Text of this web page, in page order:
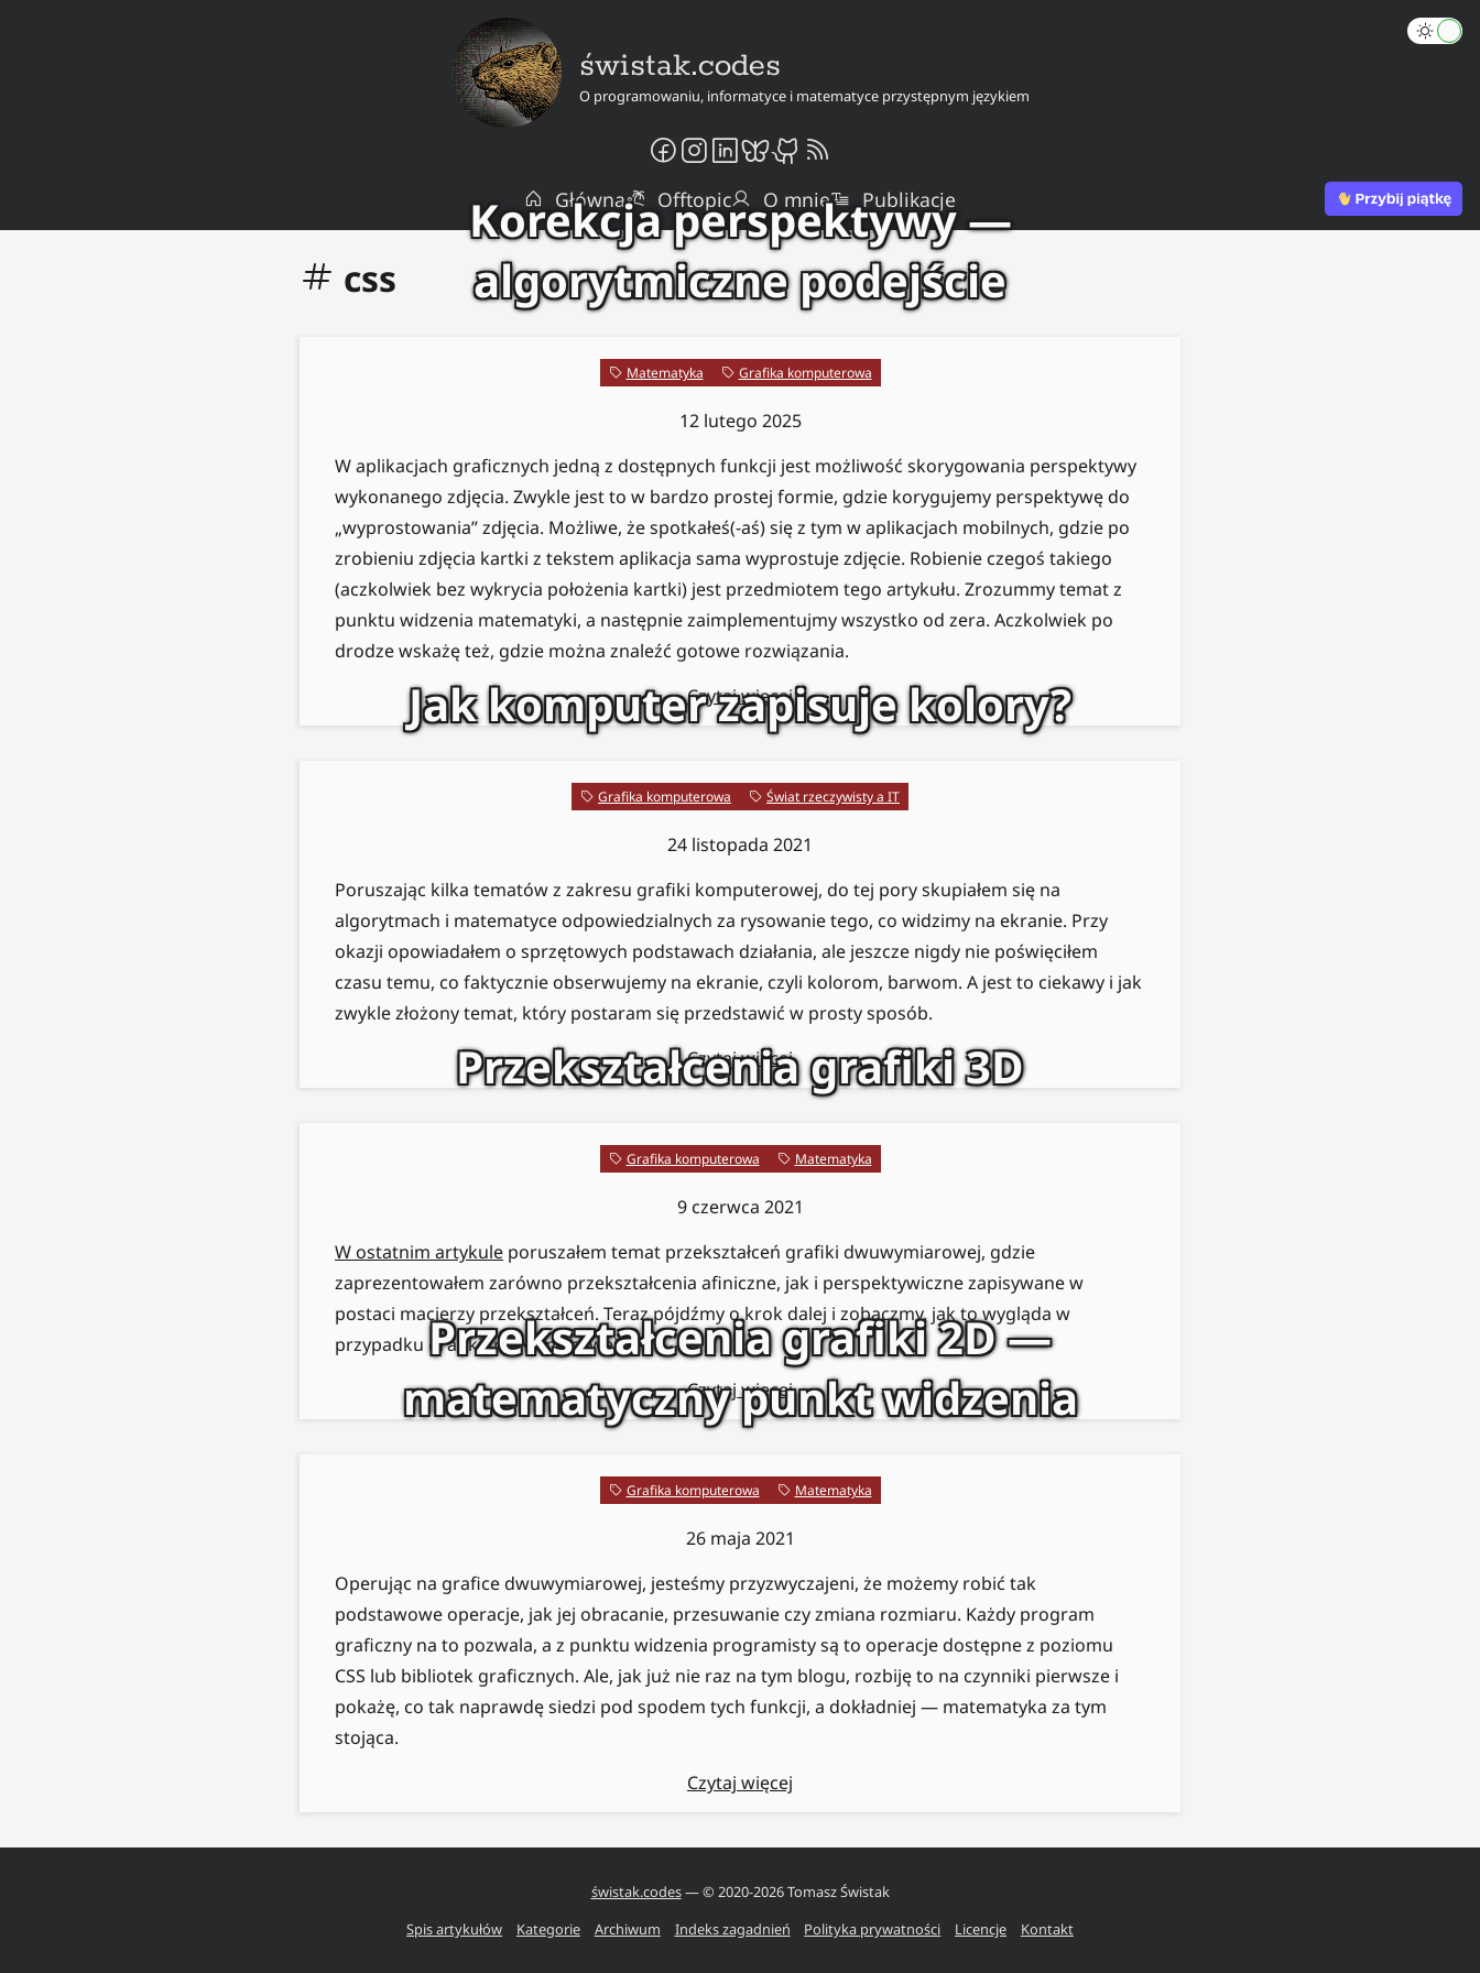
świstak.codes
O programowaniu, informatyce i matematyce przystępnym językiem
Główna Offtopic O mnie Publikacje
css
Korekcja perspektywy —
algorytmiczne podejście
Matematyka Grafika komputerowa
12 lutego 2025
W aplikacjach graficznych jedną z dostępnych funkcji jest możliwość skorygowania perspektywy
wykonanego zdjęcia. Zwykle jest to w bardzo prostej formie, gdzie korygujemy perspektywę do
„wyprostowania” zdjęcia. Możliwe, że spotkałeś(-aś) się z tym w aplikacjach mobilnych, gdzie po
zrobieniu zdjęcia kartki z tekstem aplikacja sama wyprostuje zdjęcie. Robienie czegoś takiego
(aczkolwiek bez wykrycia położenia kartki) jest przedmiotem tego artykułu. Zrozummy temat z
punktu widzenia matematyki, a następnie zaimplementujmy wszystko od zera. Aczkolwiek po
drodze wskażę też, gdzie można znaleźć gotowe rozwiązania.
Czytaj więcej
Jak komputer zapisuje kolory?
Grafika komputerowa Świat rzeczywisty a IT
24 listopada 2021
Poruszając kilka tematów z zakresu grafiki komputerowej, do tej pory skupiałem się na
algorytmach i matematyce odpowiedzialnych za rysowanie tego, co widzimy na ekranie. Przy
okazji opowiadałem o sprzętowych podstawach działania, ale jeszcze nigdy nie poświęciłem
czasu temu, co faktycznie obserwujemy na ekranie, czyli kolorom, barwom. A jest to ciekawy i jak
zwykle złożony temat, który postaram się przedstawić w prosty sposób.
Czytaj więcej
Przekształcenia grafiki 3D
Grafika komputerowa Matematyka
9 czerwca 2021
W ostatnim artykule poruszałem temat przekształceń grafiki dwuwymiarowej, gdzie
zaprezentowałem zarówno przekształcenia afiniczne, jak i perspektywiczne zapisywane w
postaci macierzy przekształceń. Teraz pójdźmy o krok dalej i zobaczmy, jak to wygląda w
przypadku grafiki trójwymiarowej.
Czytaj więcej
Przekształcenia grafiki 2D —
matematyczny punkt widzenia
Grafika komputerowa Matematyka
26 maja 2021
Operując na grafice dwuwymiarowej, jesteśmy przyzwyczajeni, że możemy robić tak
podstawowe operacje, jak jej obracanie, przesuwanie czy zmiana rozmiaru. Każdy program
graficzny na to pozwala, a z punktu widzenia programisty są to operacje dostępne z poziomu
CSS lub bibliotek graficznych. Ale, jak już nie raz na tym blogu, rozbiję to na czynniki pierwsze i
pokażę, co tak naprawdę siedzi pod spodem tych funkcji, a dokładniej — matematyka za tym
stojąca.
Czytaj więcej
świstak.codes— © 2020-2026Tomasz Świstak
Spis artykułów
Kategorie Archiwum Indeks zagadnień Polityka prywatności Licencje Kontakt